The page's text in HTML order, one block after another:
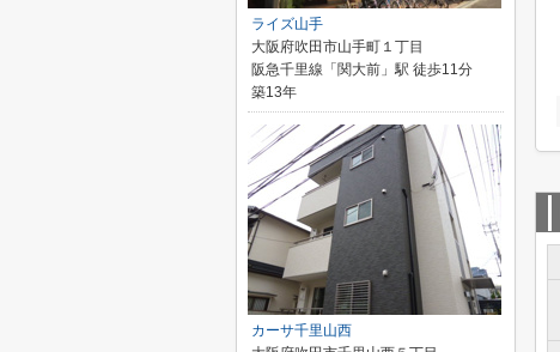
ライズ山手
大阪府吹田市山手町１丁目
阪急千里線「関大前」駅 徒歩11分
築13年
カーサ千里山西